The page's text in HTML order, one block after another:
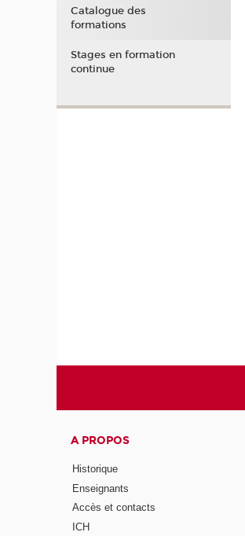
Catalogue des
formations
Stages en formation
continue
A PROPOS
Historique
Enseignants
Accès et contacts
ICH